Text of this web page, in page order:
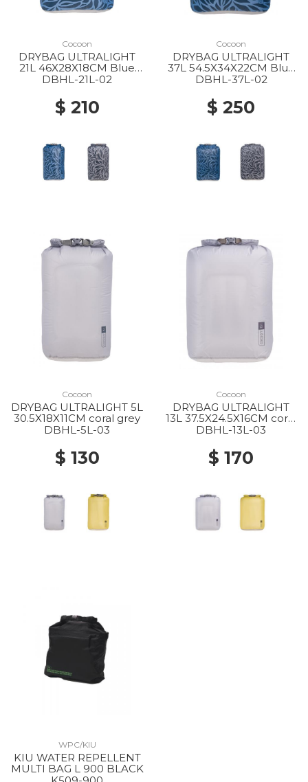
Cocoon
DRYBAG ULTRALIGHT
21L 46X28X18CM Blue
leaves
DBHL-21L-02
$ 210
Cocoon
DRYBAG ULTRALIGHT
37L 54.5X34X22CM Blue
leaves
DBHL-37L-02
$ 250
Cocoon
DRYBAG ULTRALIGHT 5L
30.5X18X11CM coral grey
DBHL-5L-03
$ 130
Cocoon
DRYBAG ULTRALIGHT
13L 37.5X24.5X16CM coral
grey
DBHL-13L-03
$ 170
WPC/KIU
KIU WATER REPELLENT
MULTI BAG L 900 BLACK